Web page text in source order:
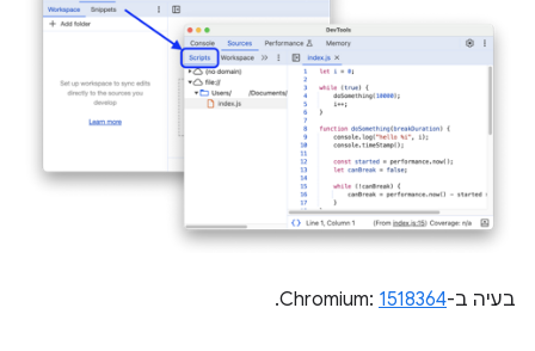
בעיה ב-Chromium:1518364
.